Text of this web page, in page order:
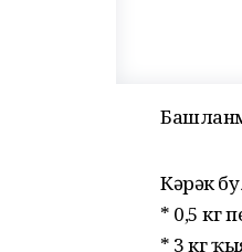
Кәрәк
* 0,5 кг
* 3 кг